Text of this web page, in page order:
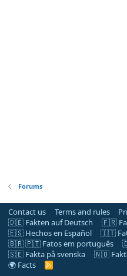
Forums
Contact us Terms and rules
🇩🇪 Fakten auf Deutsch
🇫🇷
🇪🇸 Hechos en Español
🇮🇹
🇧🇷 🇵🇹 Fatos em português
🇸🇪 Fakta på svenska
🇳🇴
🌍 Facts
R